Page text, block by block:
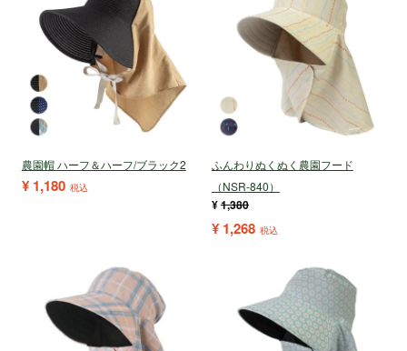
農園帽 ハーフ＆ハーフ/ブラック2
¥ 1,180 税込
ふんわりぬくぬく農園フード
（NSR-840）
¥1,380
¥ 1,268 税込